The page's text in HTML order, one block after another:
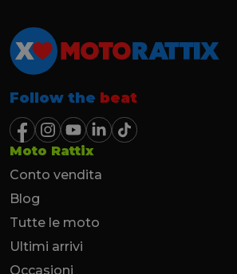
Follow the beat
Moto Rattix
Conto vendita
Blog
Tutte le moto
Ultimi arrivi
Occasioni